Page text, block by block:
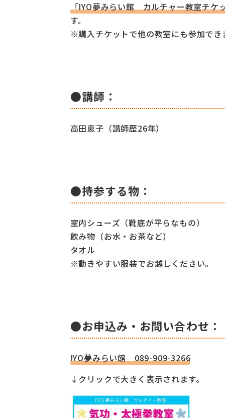
「IYO夢みらい館 カルチャー教室チケ
す。
※購入チケットで他の教室にも参加で
●講師：
高田恵子（講師歴26年）
●持参する物：
室内シューズ（靴底が平らなもの）
飲み物（お水・お茶など）
タオル
※動きやすい服装でお越しください。
●お申込み・お問い合わせ：
IYO夢みらい館 089-909-3266
↓クリックで大きく表示されます。